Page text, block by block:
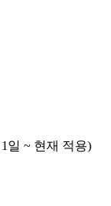
일 ~ 현재 적용)